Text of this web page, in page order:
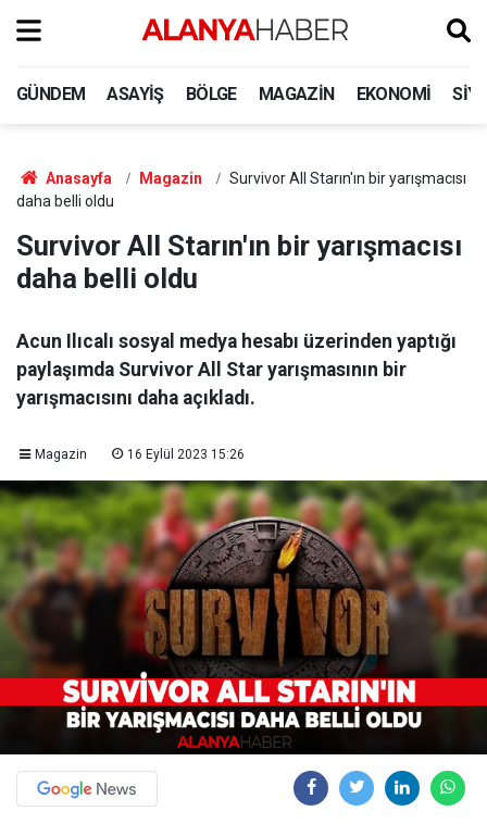
GÜNDEM ASAYIŞ BÖLGE MAGAZIN EKONOMI
Anasayfa Magazin
Survivor All Starın'ın bir yarışmacısı
daha belli oldu
Survivor All Starın'ın bir yarışmacısı
daha belli oldu
Acun Ilıcalı sosyal medya hesabı üzerinden yaptığı
paylaşımda Survivor All Star yarışmasının bir
yarışmacısını daha açıkladı.
Magazin 16 Eylül 2023 15:26